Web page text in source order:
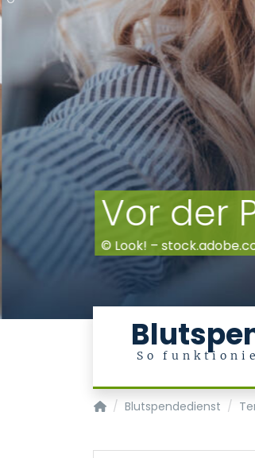
Vor der
© Look! –
So
Transfusionsmedizin/
Blutspendedienst